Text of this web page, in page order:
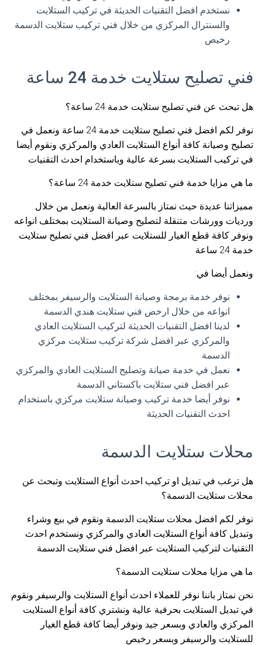
نستخدم افضل التقنيات الحديثة في تركيب الستلايت
والسنترال المركزي من خلال فني تركيب ستلايت الدسمة
رخيص
فني تصليح ستلايت خدمة 24 ساعة
هل تبحث عن فني تصليح ستلايت خدمة 24 ساعة؟
نوفر لكم افضل فني تصليح ستلايت خدمة 24 ساعة ونعمل في
تصليح وصيانة كافة أنواع الستلايت العادي والمركزي ونقوم أيضا
في تركيب الستلايت بسرعة عالية وباستخدام احدث التقنيات
ما هي مزايا خدمة فني تصليح ستلايت خدمة 24 ساعة؟
مميزاتنا عديدة حيث نمتاز بالسرعة العالية ونعمل من خلال
ورديات وورشات متنقلة لتصليح وصيانة الستلايت بمختلف انواعه
ونوفر كافة قطع الغيار للستلايت عبر افضل فني تصليح ستلايت
خدمة 24 ساعة
ونعمل أيضا في:
نوفر خدمة برمجة وصيانة الستلايت والرسيفر بمختلف
انواعه من خلال ارخص فني ستلايت هندي الدسمة
لدينا افضل التقنيات الحديثة لتركيب الستلايت العادي
والمركزي عبر افضل شركة تركيب ستلايت مركزي
الدسمة
نعمل في خدمة صيانة وتصليح الستلايت العادي والمركزي
عبر افضل فني ستلايت باكستاني الدسمة
نوفر أيضا خدمة تركيب وصيانة ستلايت مركزي باستخدام
احدث التقنيات الحديثة
محلات ستلايت الدسمة
هل ترغب في تبديل او تركيب احدث أنواع الستلايت وتبحث عن
محلات ستلايت الدسمة؟
نوفر لكم افضل محلات ستلايت الدسمة ونقوم في بيع وشراء
وتبديل كافة أنواع الستلايت العادي والمركزي ونستخدم احدث
التقنيات لتركيب الستلايت عبر افضل فني ستلايت الدسمة
ما هي مزايا محلات ستلايت الدسمة؟
نحن نمتاز باننا نوفر للعملاء احدث أنواع الستلايت والرسيفر ونقوم
في تبديل الستلايت بحرفية عالية ونشتري كافة أنواع الستلايت
المركزي والعادي وبسعر جيد ونوفر أيضا كافة قطع الغيار
للستلايت والرسيفر وبسعر رخيص